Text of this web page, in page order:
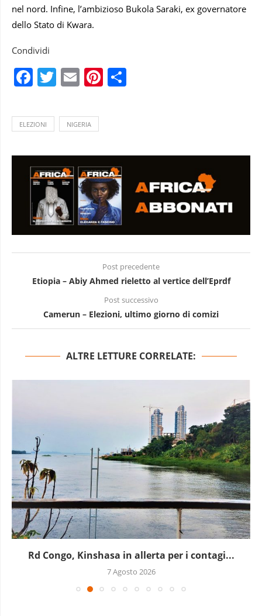
nel nord. Infine, l’ambizioso Bukola Saraki, ex governatore
dello Stato di Kwara.
Condividi
Facebook
Twitter
EmailPinterest
ELEZIONI NIGERIA
Post precedente
Etiopia – Abiy Ahmed rieletto al vertice dell’Eprdf
Post successivo
Camerun – Elezioni, ultimo giorno di comizi
ALTRE LETTURE CORRELATE:
Rd Congo, Kinshasa in allerta per i contagi...
7 Agosto 2026